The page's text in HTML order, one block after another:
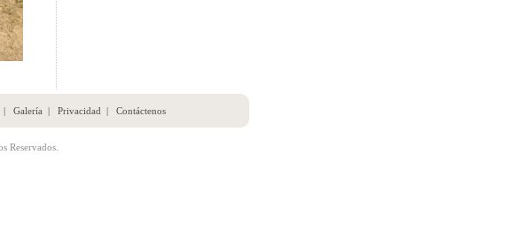
Galería | Privacidad | Contáctenos
Reservados.